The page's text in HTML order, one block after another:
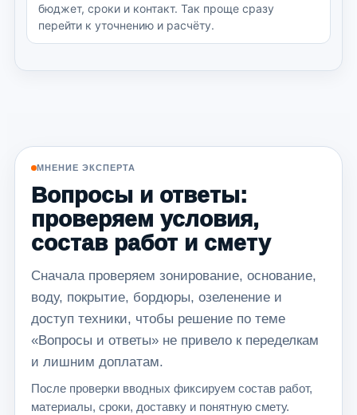
бюджет, сроки и контакт. Так проще сразу
перейти к уточнению и расчёту.
МНЕНИЕ ЭКСПЕРТА
Вопросы и ответы:
проверяем условия,
состав работ и смету
Сначала проверяем зонирование, основание,
воду, покрытие, бордюры, озеленение и
доступ техники, чтобы решение по теме
«Вопросы и ответы» не привело к переделкам
и лишним доплатам.
После проверки вводных фиксируем состав работ,
материалы, сроки, доставку и понятную смету.